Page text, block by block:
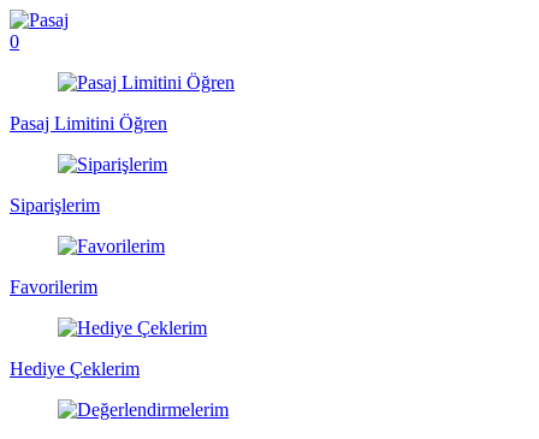
0
Pasaj Limitini Öğren
Siparişlerim
Favorilerim
Hediye Çeklerim